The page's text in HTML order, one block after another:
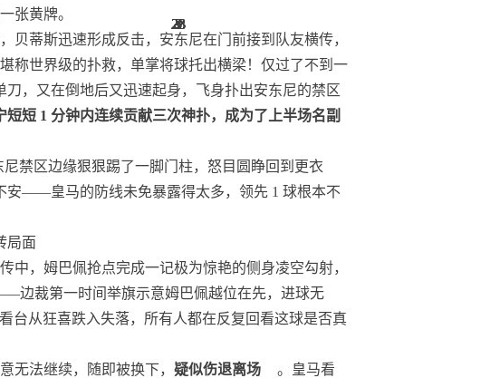
3
23
3
张黄牌。
贝蒂斯迅速形成反击，安东尼在门前接到队友横传，
称世界级的扑救，单掌将球托出横梁！仅过了不到一
刀，又在倒地后又迅速起身，飞身扑出安东尼的禁区
短 1 分钟内连续贡献三次神扑，成为了上半场名副
禁区边缘狠狠踢了一脚门柱，怒目圆睁回到更衣
安——皇马的防线未免暴露得太多，领先 1 球根本不
局面
中，姆巴佩抢点完成一记极为惊艳的侧身凌空勾射，
边裁第一时间举旗示意姆巴佩越位在先，进球无
23
台从狂喜跌入失落，所有人都在反复回看这球是否真
无法继续，随即被换下，疑似伤退离场
3
。皇马看
23
23
23
23
23
23
23
23